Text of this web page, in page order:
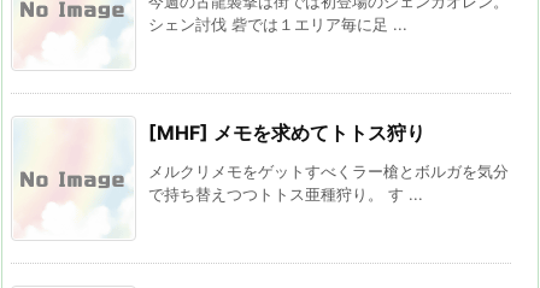
シェン討伐 砦では１エリア毎に足 ...
[MHF] メモを求めてトトス狩り
メルクリメモをゲットすべくラー槍とボルガを気分
で持ち替えつつトトス亜種狩り。 す ...